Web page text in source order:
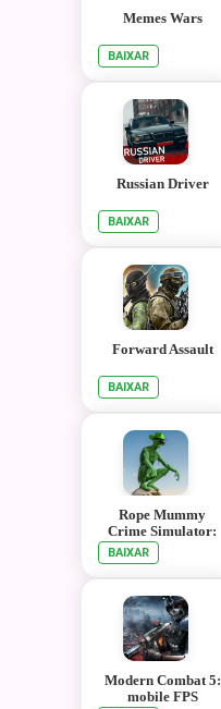
Memes Wars
BAIXAR
Russian Driver
BAIXAR
Forward Assault
BAIXAR
Rope Mummy
Crime Simulator:
Vegas Hero
BAIXAR
Modern Combat 5:
mobile FPS